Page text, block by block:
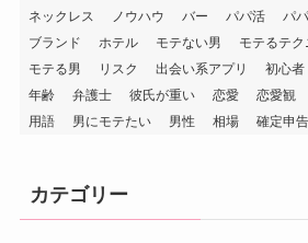
ネックレス
ノウハウ バー パパ活 パ
ブランド
ホテル モテない男 モテるテク
モテる男
リスク 出会い系アプリ 初心者
年齢
弁護士 彼氏が重い 恋愛 恋愛観
用語
男にモテたい 男性 相場 確定申告
カテゴリー